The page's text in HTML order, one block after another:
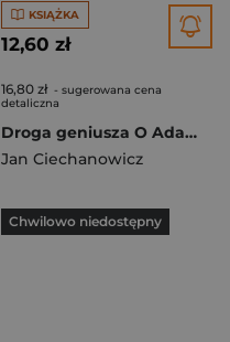
KSIĄŻKA
12,60 zł
16,80 zł - sugerowana cena
detaliczna
Droga geniusza O Adamie Mickiewiczu
Jan Ciechanowicz
Chwilowo niedostępny